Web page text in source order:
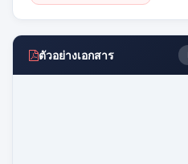
ตัวอย่างเอกสาร